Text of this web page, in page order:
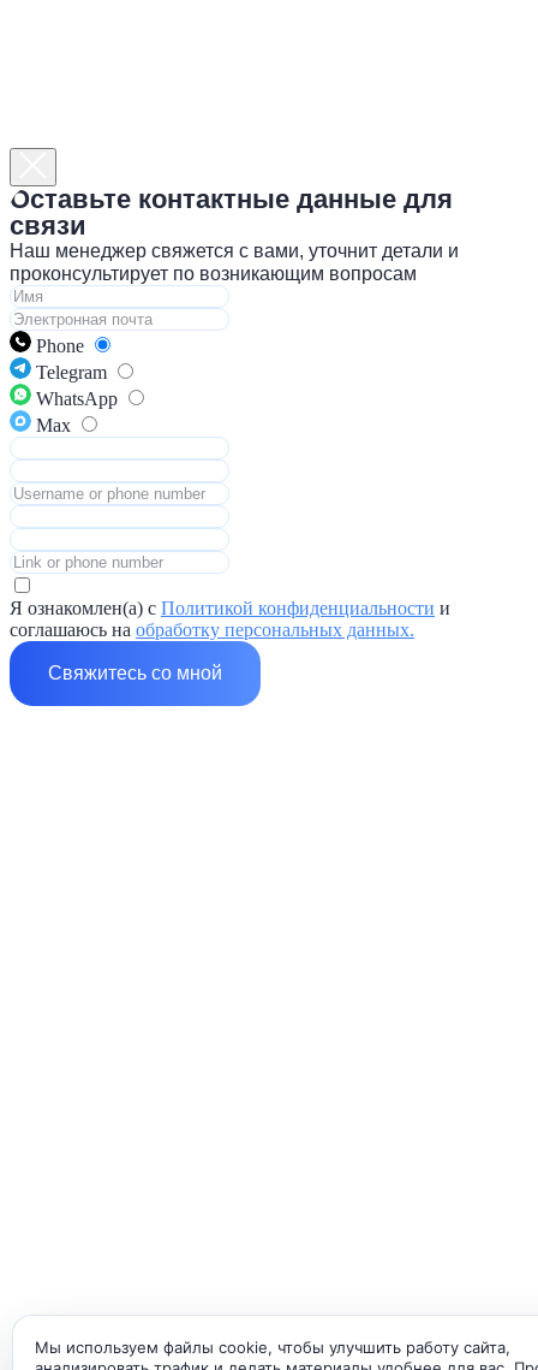
Мы используем файлы cookie, чтобы улучшить работу сайта,
Оставьте контактные данные для
связи
Наш менеджер свяжется с вами, уточнит детали и
проконсультирует по возникающим вопросам
Phone
Telegram
WhatsApp
Max
Я ознакомлен(а) с Политикой конфиденциальности и
соглашаюсь на обработку персональных данных.
Свяжитесь со мной